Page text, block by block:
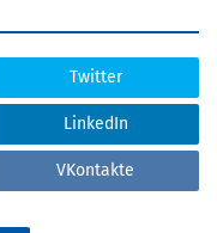
Twitter
LinkedIn
VKontakte